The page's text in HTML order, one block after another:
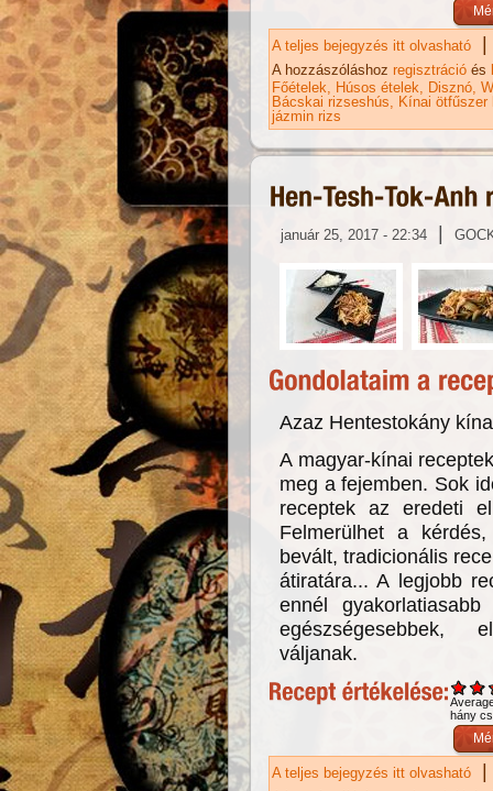
A teljes bejegyzés itt olvasható |
A hozzászóláshoz regisztráció és
Főételek
Húsos ételek Disznó
Bácskai rizseshús
Kínai ötfűszer
jázmin rizs
január 25, 2017 - 22:34 |
Azaz Hentestokány
A magyar-kínai
meg a fejemben. Sok
receptek az eredeti
Felmerülhet a
bevált, tradicionális
átiratára... A legjobb
ennél
egészségesebbek,
váljanak.
hány
A teljes bejegyzés itt olvasható |